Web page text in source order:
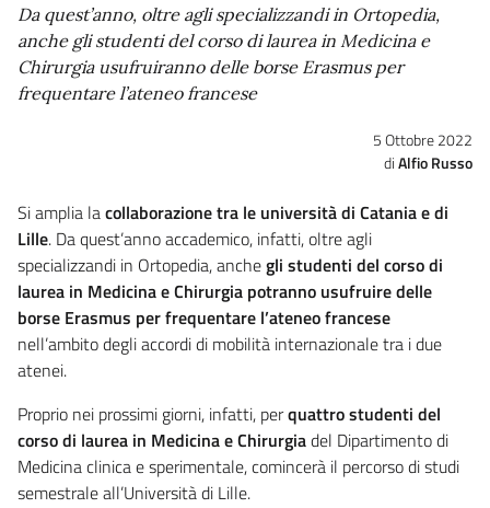
Da quest’anno, oltre agli specializzandi in Ortopedia,
anche gli studenti del corso di laurea in Medicina e
Chirurgia usufruiranno delle borse Erasmus per
frequentare l’ateneo francese
5 Ottobre 2022
Alfio Russo
Si amplia lacollaborazione tra le università di Catania e di
Lille. Da quest’anno accademico, infatti, oltre agli
specializzandi in Ortopedia, anchegli studenti del corso di
laurea in Medicina e Chirurgia potranno usufruire delle
borse Erasmus per frequentare l’ateneo francese
nell’ambito degli accordi di mobilità internazionale tra i due
atenei.
Proprio nei prossimi giorni, infatti, perquattro studenti del
corso di laurea in Medicina e Chirurgiadel Dipartimento di
Medicina clinica e sperimentale, comincerà il percorso di studi
semestrale all’Università di Lille.